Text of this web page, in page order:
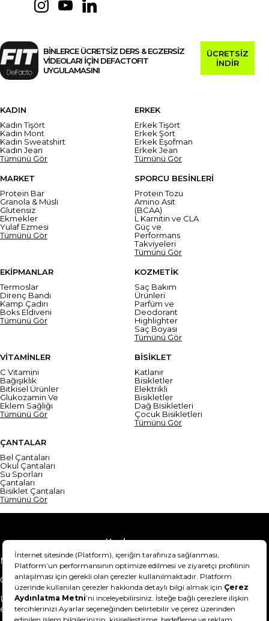
BİNLERCE ÜCRETSİZ DERS & EGZERSİZ
VİDEOLARI İÇİN DEFACTOFIT
UYGULAMASINI
ÜCRETSİZ
İNDİR
KADIN
Kadın Tişört
Kadın Mont
Kadın Sweatshirt
Kadın Jean
Tümünü Gör
ERKEK
Erkek Tişört
Erkek Şort
Erkek Eşofman
Erkek Jean
Tümünü Gör
MARKET
Protein Bar
Granola & Müsli
Glutensiz
Ekmekler
Yulaf Ezmesi
Tümünü Gör
SPORCU BESİNLERİ
Protein Tozu
Amino Asit
(BCAA)
L Karnitin ve CLA
Güç ve
Performans
Takviyeleri
Tümünü Gör
EKİPMANLAR
Termoslar
Direnç Bandı
Kamp Çadırı
Boks Eldiveni
Tümünü Gör
KOZMETİK
Saç Bakım
Ürünleri
Parfüm ve
Deodorant
Highlighter
Saç Boyası
Tümünü Gör
VİTAMİNLER
C Vitamini
Bağışıklık
Bitkisel Ürünler
Glukozamin Ve
Eklem Sağlığı
Tümünü Gör
BİSİKLET
Katlanır
Bisikletler
Elektrikli
Bisikletler
Dağ Bisikletleri
Çocuk Bisikletleri
Tümünü Gör
ÇANTALAR
Bel Çantaları
Okul Çantaları
Su Sporları
Çantaları
Bisiklet Çantaları
Tümünü Gör
Yardım
Mesafeli Satış Sözleşmesi
Teslimat Bilgisi
Gizlilik Sözleşmesi
Şartlar & Koşullar
Ürünümü nasıl iade
edebilirim?
Hakkımızda